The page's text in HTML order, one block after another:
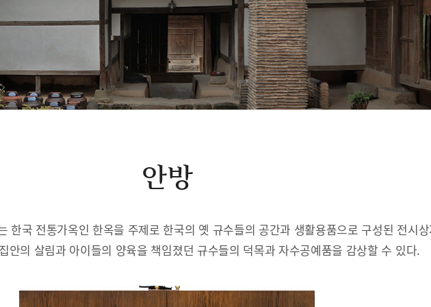
안방
한국 전통가옥인 한옥을 주제로 한국의 옛 규수들의 공간과 생활용품으로 구성된 전시
안의 살림과 아이들의 양육을 책임졌던 규수들의 덕목과 자수공예품을 감상할 수 있다.